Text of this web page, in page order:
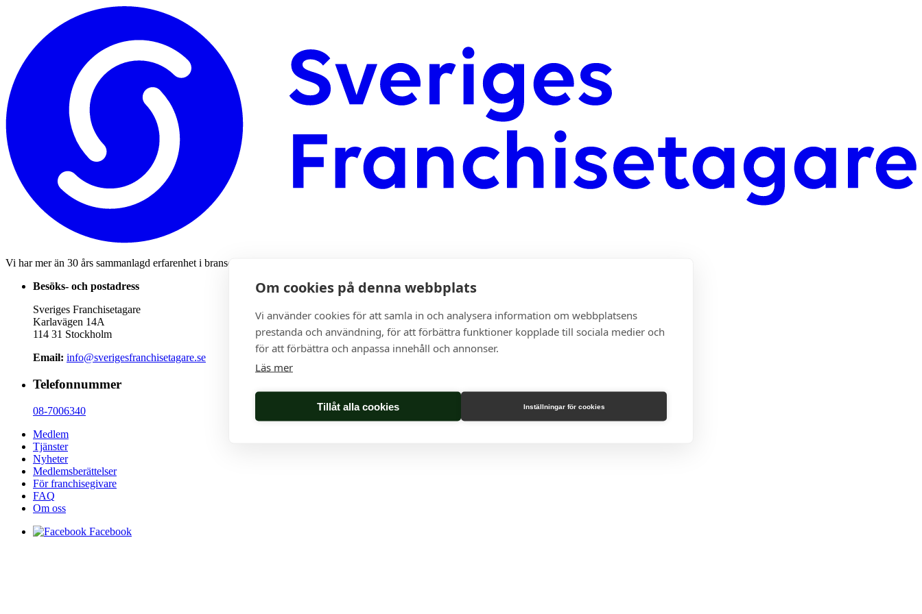
Om cookies på denna webbplats
Vi använder cookies för att samla in och analysera information om webbplatsens
prestanda och användning, för att förbättra funktioner kopplade till sociala medier och
för att förbättra och anpassa innehåll och annonser.
Läs mer
Tillåt alla cookies Inställningar för cookies
Vi har mer än 30 års sammanlagd erfarenhet i branschen och hjälper dig som medlem i alla de lägen du behöver oss.
Besöks- och postadress
Sveriges Franchisetagare
Karlavägen 14A
114 31 Stockholm
Email: info@sverigesfranchisetagare.se
Telefonnummer
08-7006340
Medlem
Tjänster
Nyheter
Medlemsberättelser
För franchisegivare
FAQ
Om oss
Facebook